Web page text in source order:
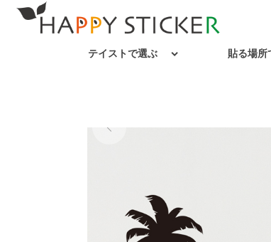
テイストで選ぶ 貼る場所